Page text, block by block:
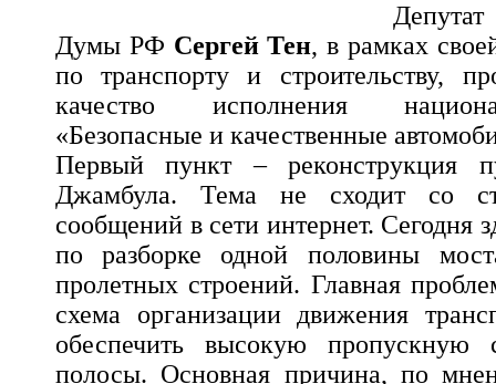
Думы РФ Сергей Тен, в рамках
по транспорту и строительству,
качество исполнения
«Безопасные и качественные
Первый пункт – реконструкция
Джамбула. Тема не сходит со
сообщений в сети интернет. Сегодня
по разборке одной половины
пролетных строений. Главная
схема организации движения
обеспечить высокую пропускную
полосы. Основная причина, по